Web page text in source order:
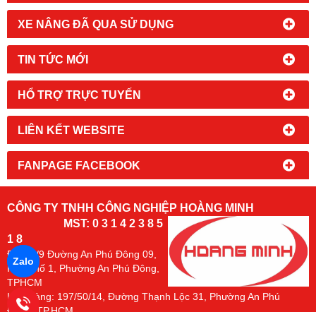
XE NÂNG ĐÃ QUA SỬ DỤNG
TIN TỨC MỚI
HỔ TRỢ TRỰC TUYẾN
LIÊN KẾT WEBSITE
FANPAGE FACEBOOK
CÔNG TY TNHH CÔNG NGHIỆP HOÀNG MINH
MST: 0 3 1 4 2 3 8 5
1 8
Đc:
94/9 Đường An Phú Đông 09,
Khu Phố 1, Phường An Phú Đông,
TPHCM
Kho Hàng: 197/50/14, Đường Thạnh Lộc 31, Phường An Phú
Zalo